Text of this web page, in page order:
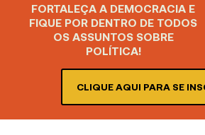
FORTALEÇA A DEMOCRACIA E
FIQUE POR DENTRO DE TODOS
OS ASSUNTOS SOBRE
POLÍTICA!
CLIQUE AQUI PARA SE